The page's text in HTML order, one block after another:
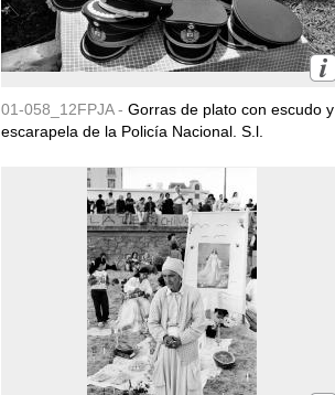
01-058_12FPJA - Gorras de plato con escudo y
escarapela de la Policía Nacional. S.l.